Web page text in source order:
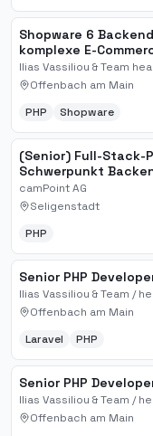
Shopware 6
komplexe E-
Online-Shop
Offenbach am Main
PHP Shopware
(Senior) Full-Stack-
Schwerpunkt
camPoint AG
Seligenstadt
PHP
Senior PHP
Offenbach am Main
Laravel
PHP
Senior PHP
Offenbach am Main